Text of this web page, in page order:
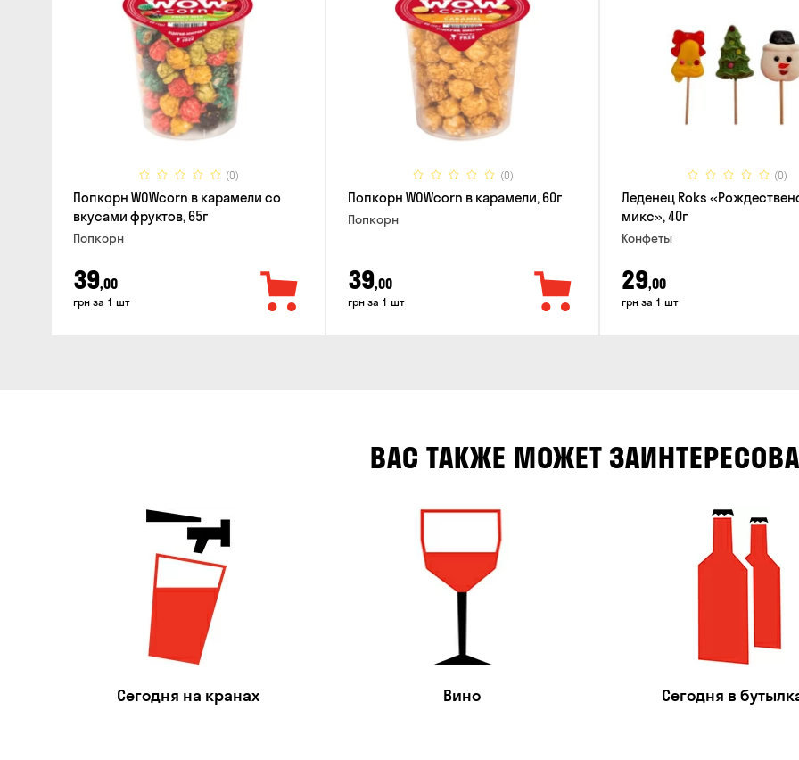
(0)
Попкорн WOWcorn в карамели со
вкусами фруктов, 65г
Попкорн
39,00
грн за 1 шт
(0)
Попкорн WOWcorn в карамели, 60г
Попкорн
39,00
грн за 1 шт
(0)
Леденец Roks
микс», 40г
Конфеты
29,00
грн за 1 шт
ВАС ТАКЖЕ МОЖЕТ
Сегодня на кранах Вино Сегодня в